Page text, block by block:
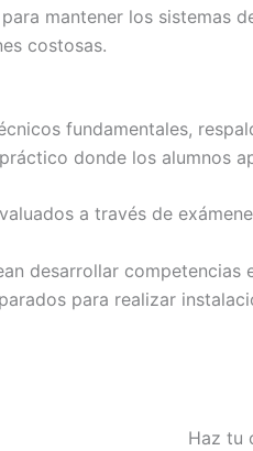
mantener los sistemas
costosas.
fundamentales,
donde los alumnos
a través de
desarrollar
para realizar
Haz tu